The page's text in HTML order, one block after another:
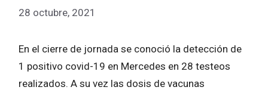
28 octubre, 2021
En el cierre de jornada se conoció la detección de
1 positivo covid-19 en Mercedes en 28 testeos
realizados. A su vez las dosis de vacunas